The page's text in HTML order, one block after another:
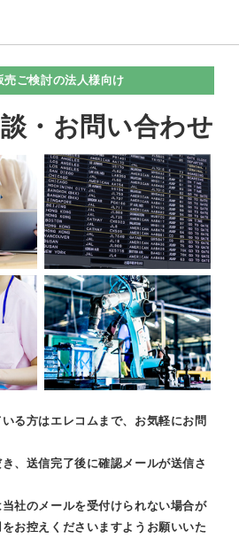
売ご検討の法人様向け
・お問い合わせ
る方はエレコムまで、お気軽にお問
、送信完了後に確認メールが送信さ
社のメールを受付けられない場合が
お控えくださいますようお願いいた